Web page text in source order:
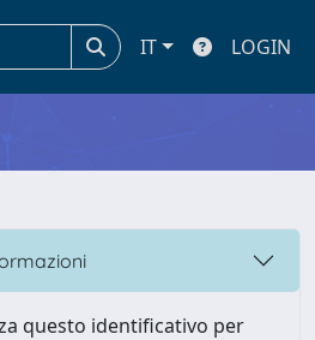
IT LOGIN
questo identificativo per